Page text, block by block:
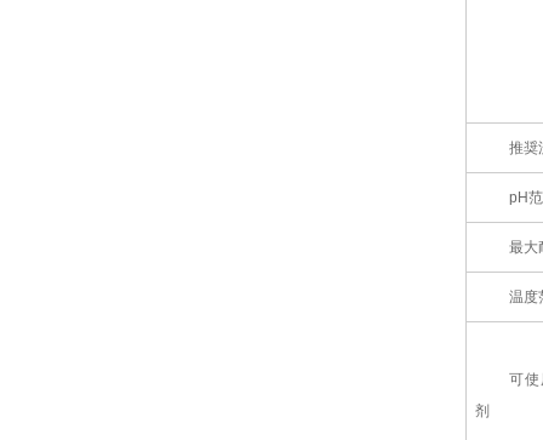
推奨
pH
最大
温度
可使
剂